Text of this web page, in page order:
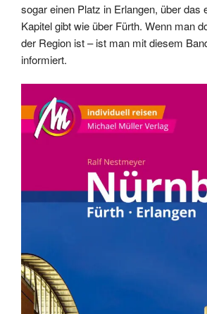
sogar einen Platz in Erlangen, über das
Kapitel gibt wie über Fürth. Wenn man
der Region ist – ist man mit diesem
informiert.